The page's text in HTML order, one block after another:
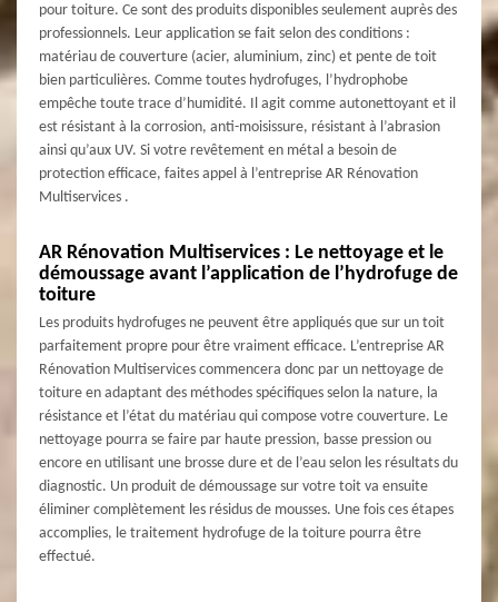
pour toiture. Ce sont des produits disponibles seulement auprès des
professionnels. Leur application se fait selon des conditions :
matériau de couverture (acier, aluminium, zinc) et pente de toit
bien particulières. Comme toutes hydrofuges, l’hydrophobe
empêche toute trace d’humidité. Il agit comme autonettoyant et il
est résistant à la corrosion, anti-moisissure, résistant à l’abrasion
ainsi qu’aux UV. Si votre revêtement en métal a besoin de
protection efficace, faites appel à l’entreprise AR Rénovation
Multiservices .
AR Rénovation Multiservices : Le nettoyage et le
démoussage avant l’application de l’hydrofuge de
toiture
Les produits hydrofuges ne peuvent être appliqués que sur un toit
parfaitement propre pour être vraiment efficace. L’entreprise AR
Rénovation Multiservices commencera donc par un nettoyage de
toiture en adaptant des méthodes spécifiques selon la nature, la
résistance et l’état du matériau qui compose votre couverture. Le
nettoyage pourra se faire par haute pression, basse pression ou
encore en utilisant une brosse dure et de l’eau selon les résultats du
diagnostic. Un produit de démoussage sur votre toit va ensuite
éliminer complètement les résidus de mousses. Une fois ces étapes
accomplies, le traitement hydrofuge de la toiture pourra être
effectué.